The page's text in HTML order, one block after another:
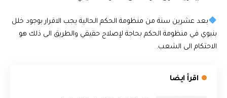
بعد عشرين سنة من منظومة الحكم الحالية يجب الاقرار بوجود خلل
بنيوي في منظومة الحكم بحاجة لإصلاح حقيقي والطريق الى ذلك هو
الاحتكام الى الشعب.
اقرأ ايضا